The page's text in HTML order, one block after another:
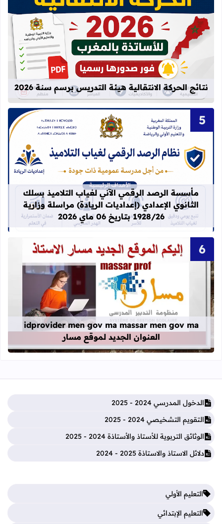
قراءة المزيد عن نتائج الحركة
نتائج الحركة الانتقالية هيئة التدريس برسم سنة 2026
قراءة المزيد عن مأسسة الرصد الرقمي الآني
مأسسة الرصد الرقمي الآني لغياب التلاميذ بسلك
الثانوي الإعدادي (إعداديات الريادة) مراسلة وزارية
1928/26 بتاريخ 06 ماي 2026
قراءة المزيد عن idprovider men gov ma massar men gov ma العنوان الجديد لموقع مسار
idprovider men gov ma massar men gov ma
العنوان الجديد لموقع مسار
الدخول المدرسي 2024 - 2025
التقويم التشخيصي 2024 - 2025
الوثائق التربوية للأستاذ والأستاذة 2024 - 2025
دلائل الاستاذ والاستاذة 2025 - 2024
التعليم الأولي
التعليم الإبتدائي